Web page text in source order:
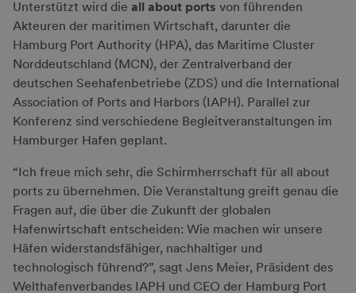
Unterstützt wird die all about ports von führenden
Akteuren der maritimen Wirtschaft, darunter die
Hamburg Port Authority (HPA), das Maritime Cluster
Norddeutschland (MCN), der Zentralverband der
deutschen Seehafenbetriebe (ZDS) und die International
Association of Ports and Harbors (IAPH). Parallel zur
Konferenz sind verschiedene Begleitveranstaltungen im
Hamburger Hafen geplant.
“Ich freue mich sehr, die Schirmherrschaft für all about
ports zu übernehmen. Die Veranstaltung greift genau die
Fragen auf, die über die Zukunft der globalen
Hafenwirtschaft entscheiden: Wie machen wir unsere
Häfen widerstandsfähiger, nachhaltiger und
technologisch führend?”, sagt Jens Meier, Präsident des
Welthafenverbandes IAPH und CEO der Hamburg Port